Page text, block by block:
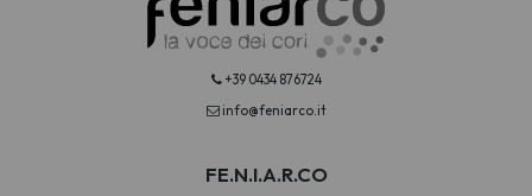
+39 0434 876724
info@feniarco.it
FE.N.I.A.R.CO